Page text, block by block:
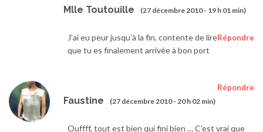
Mlle Toutouille (27 décembre 2010 - 19 h 01 min)
Répondre
J’ai eu peur jusqu’à la fin, contente de lire
que tu es finalement arrivée à bon port
Faustine (27 décembre 2010 - 20 h 02 min)
Répondre
Ouffff, tout est bien qui fini bien … C’est vrai que